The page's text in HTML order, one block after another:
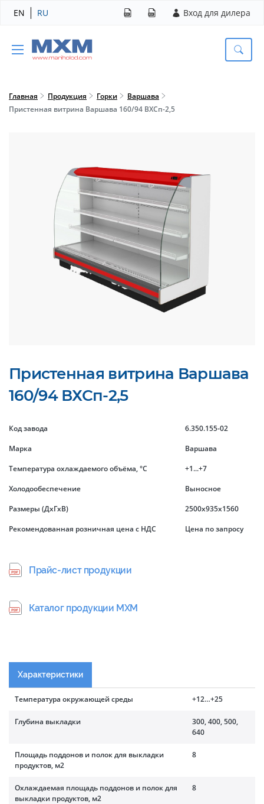
EN RU Вход для дилера
Главная Продукция Горки
Варшава
Пристенная витрина Варшава 160/94 ВХСп-2,5
Пристенная витрина Варшава
160/94 ВХСп-2,5
Код завода
6.350.155-02
Марка
Варшава
Температура охлаждаемого объёма, °C
+1...+7
Холодообеспечение
Выносное
Размеры (ДхГхВ)
2500x935x1560
Рекомендованная розничная цена с НДС
Цена по запросу
Прайс-лист продукции
Каталог продукции МХМ
Характеристики
Температура окружающей среды +12…+25
Глубина выкладки
300, 400, 500,
640
Площадь поддонов и полок для выкладки
продуктов, м2
8
Охлаждаемая площадь поддонов и полок для
выкладки продуктов, м2
8